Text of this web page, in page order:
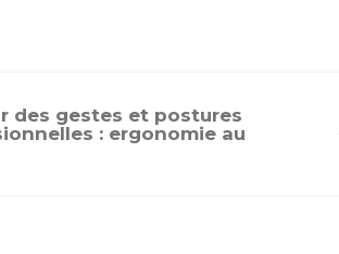
des gestes et postures
: ergonomie au